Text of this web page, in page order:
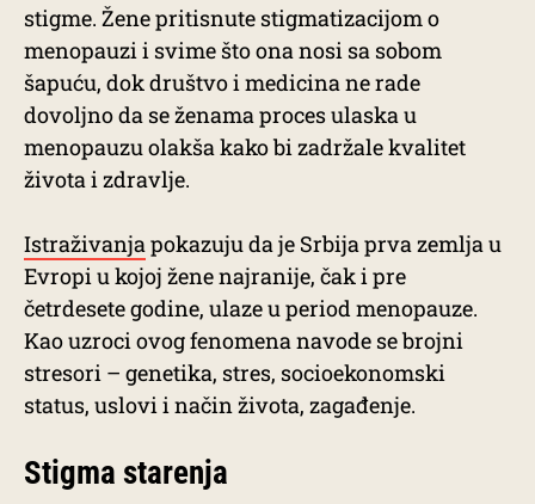
stigme. Žene pritisnute stigmatizacijom o
menopauzi i svime što ona nosi sa sobom
šapuću, dok društvo i medicina ne rade
dovoljno da se ženama proces ulaska u
menopauzu olakša kako bi zadržale kvalitet
života i zdravlje.
Istraživanja pokazuju da je Srbija prva zemlja u
Evropi u kojoj žene najranije, čak i pre
četrdesete godine, ulaze u period menopauze.
Kao uzroci ovog fenomena navode se brojni
stresori – genetika, stres, socioekonomski
status, uslovi i način života, zagađenje.
Stigma starenja